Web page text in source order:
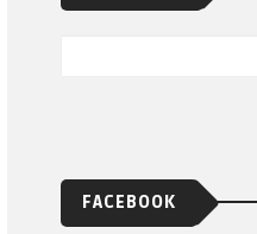
FACEBOOK